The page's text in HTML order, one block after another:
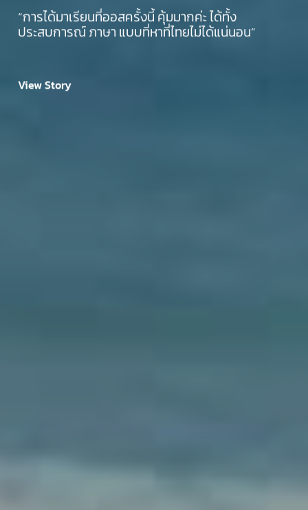
“การได้มาเรียนที่ออสครั้งนี้ คุ้มมากค่ะ ได้ทั้ง
ประสบการณ์ ภาษา แบบที่หาที่ไทยไม่ได้แน่นอน”
View Story